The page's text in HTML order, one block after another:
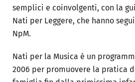
semplici e coinvolgenti, con la
Nati per Leggere, che hanno
NpM.
Nati per la Musica è un
2006 per promuovere la pratica